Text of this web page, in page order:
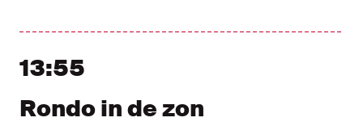
13:55
Rondo in de zon